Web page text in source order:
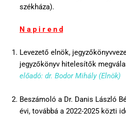
székháza).
N a p i r e n d
Levezető elnök,
jegyzőkönyv hitelesítők
előadó: dr. Bodor Mihály (Elnök)
Beszámoló a Dr. Danis László
évi, továbbá a 2022-2025 közti